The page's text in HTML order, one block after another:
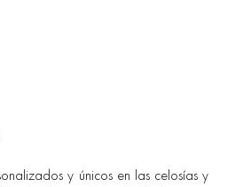
y únicos en las celosías y